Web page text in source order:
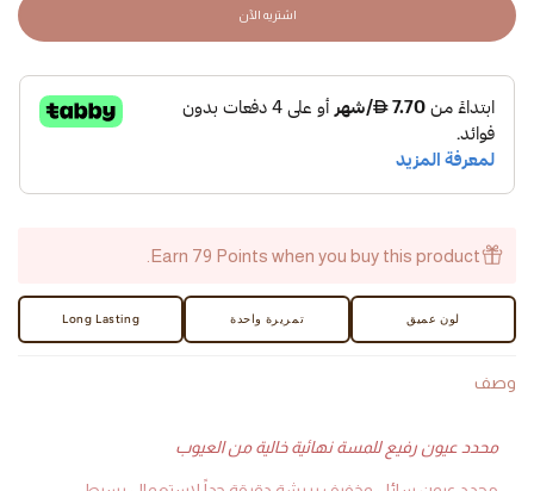
Fleek
Eyeliner
-
AED
Fleek
Eyeliner
-
اشتريه الآن
Earn 79 Points when you buy this product.
لون عميق تمريرة واحدة Long Lasting
وصف
محدد عيون رفيع للمسة نهائية خالية من العيوب